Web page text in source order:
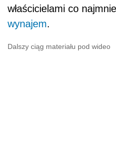
właścicielami co
wynajem.
Dalszy ciąg materiału pod wideo